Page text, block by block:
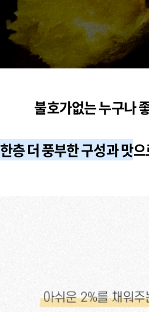
불호가없는 누구나
한층 더 풍부한 구성과 맛